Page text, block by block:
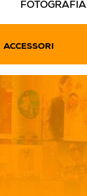
FOTOGRAFIA
ACCESSORI